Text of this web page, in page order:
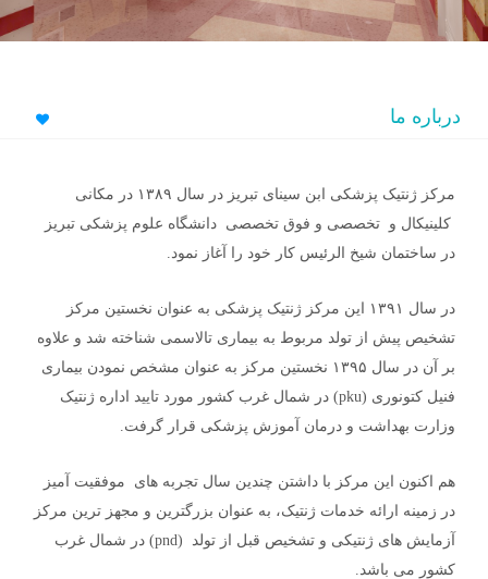
درباره ما
مرکز ژنتیک پزشکی ابن سینای تبریز در سال ۱۳۸۹ در مکانی
کلینیکال و تخصصی و فوق تخصصی دانشگاه علوم پزشکی تبریز
در ساختمان شیخ الرئیس کار خود را آغاز نمود.
در سال ۱۳۹۱ این مرکز ژنتیک پزشکی به عنوان نخستین مرکز
تشخیص پیش از تولد مربوط به بیماری تالاسمی شناخته شد و علاوه
بر آن در سال ۱۳۹۵ نخستین مرکز به عنوان مشخص نمودن بیماری
فنیل کتونوری (pku) در شمال غرب کشور مورد تایید اداره ژنتیک
وزارت بهداشت و درمان آموزش پزشکی قرار گرفت.
هم اکنون این مرکز با داشتن چندین سال تجربه های موفقیت آمیز
در زمینه ارائه خدمات ژنتیک، به عنوان بزرگترین و مجهز ترین مرکز
آزمایش های ژنتیکی و تشخیص قبل از تولد (pnd) در شمال غرب
کشور می باشد.